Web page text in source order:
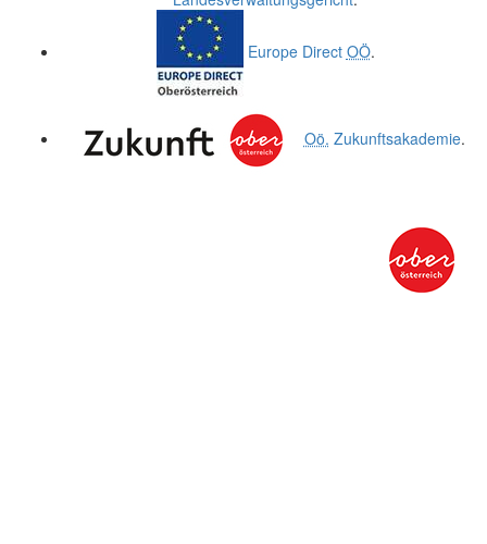
Europe Direct OÖ.
Oö. Zukunftsakademie.